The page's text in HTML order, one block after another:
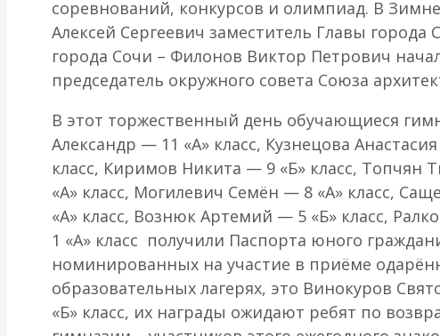
соревнований, конкурсов и олимпиад. В
Алексей Сергеевич заместитель Главы
города Сочи – Филонов Виктор Петрович
председатель окружного совета Союза
В этот торжественный день обучающиеся
Александр — 11 «А» класс, Кузнецова
класс, Киримов Никита — 9 «Б» класс, Топчян
«А» класс, Могилевич Семён — 8 «А» класс,
«А» класс, Вознюк Артемий — 5 «Б» класс,
1 «А» класс получили Паспорта юного
номинированных на участие в приёме
образовательных лагерях, это Винокуров
«Б» класс, их награды ожидают ребят по